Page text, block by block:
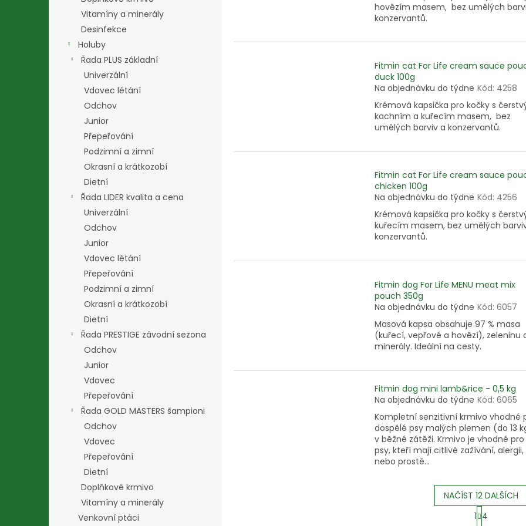
Vitamíny a minerály
Desinfekce
Holuby
Řada PLUS základní
Univerzální
Vdovec létání
Odchov
Junior
Přepeřování
Podzimní a zimní
Okrasní a krátkozobí
Dietní
Řada LIDER kvalita a cena
Univerzální
Odchov
Junior
Vdovec létání
Přepeřování
Podzimní a zimní
Okrasní a krátkozobí
Dietní
Řada PRESTIGE závodní sezona
Odchov
Junior
Vdovec
Přepeřování
Řada GOLD MASTERS šampioni
Odchov
Vdovec
Přepeřování
Dietní
Doplňkové krmivo
Vitamíny a minerály
Venkovní ptáci
hovězím masem, bez umělých
konzervantů.
Fitmin cat For Life cream sauce
duck 100g
Na objednávku do týdne Kód: 4258
Krémová kapsička pro kočky s
kachním a kuřecím masem, bez
umělých barviv a konzervantů.
Fitmin cat For Life cream sauce
chicken 100g
Na objednávku do týdne Kód: 4256
Krémová kapsička pro kočky s
kuřecím masem, bez umělých
konzervantů.
Fitmin dog For Life MENU meat mix
pouch 350g
Na objednávku do týdne Kód: 6057
Masová kapsa obsahuje 97 % masa
(kuřecí, vepřové a hovězí), zeleninu
minerály. Ideální na cesty.
Fitmin dog mini lamb&rice - 0,5 kg
Na objednávku do týdne Kód: 6065
Kompletní senzitivní krmivo vhodné
dospělé psy malých plemen (do 13
v běžné zátěži. Krmivo je vhodné pro
psy, kteří mají citlivé zažívání, alergii,
nebo prostě...
O
NAČÍST 12 DALŠÍCH
S
t
1 4